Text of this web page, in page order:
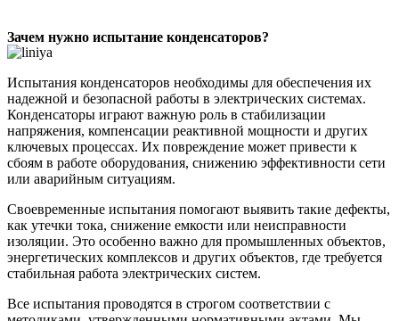
Зачем нужно испытание конденсаторов?
Испытания конденсаторов необходимы для обеспечения их
надежной и безопасной работы в электрических системах.
Конденсаторы играют важную роль в стабилизации
напряжения, компенсации реактивной мощности и других
ключевых процессах. Их повреждение может привести к
сбоям в работе оборудования, снижению эффективности сети
или аварийным ситуациям.
Своевременные испытания помогают выявить такие дефекты,
как утечки тока, снижение емкости или неисправности
изоляции. Это особенно важно для промышленных объектов,
энергетических комплексов и других объектов, где требуется
стабильная работа электрических систем.
Все испытания проводятся в строгом соответствии с